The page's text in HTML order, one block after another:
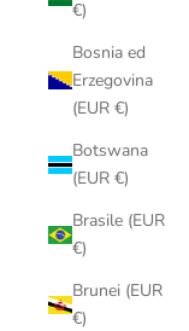
€)
Bosnia ed
Erzegovina
(EUR €)
Botswana
(EUR €)
Brasile (EUR
€)
Brunei (EUR
€)